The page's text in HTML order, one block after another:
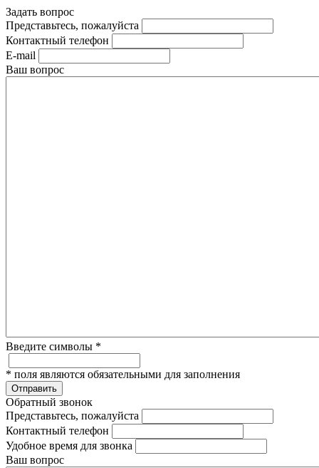
Задать вопрос
Представьтесь, пожалуйста
Контактный телефон
E-mail
Ваш вопрос
Введите символы *
* поля являются обязательными для заполнения
Отправить
Обратный звонок
Представьтесь, пожалуйста
Контактный телефон
Удобное время для звонка
Ваш вопрос